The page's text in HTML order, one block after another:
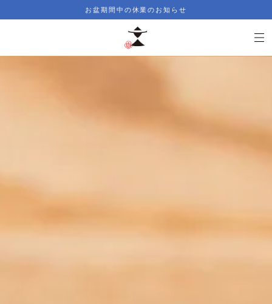
お盆期間中の休業のお知らせ